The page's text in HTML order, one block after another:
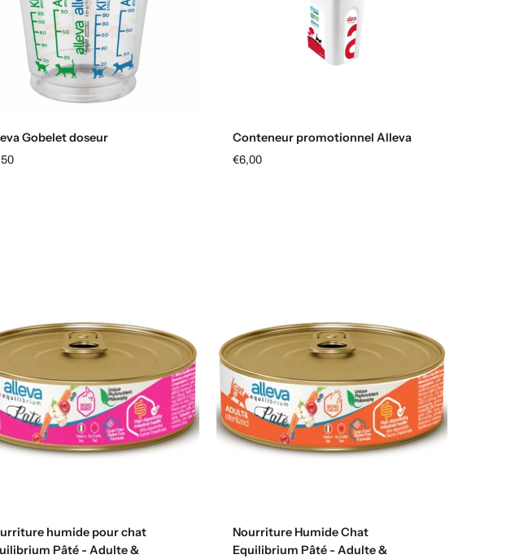
Gobelet doseur Conteneur promotionnel Alleva
€6,00
humide pour chat
Pâté - Adulte &
Nourriture Humide Chat
Equilibrium Pâté - Adulte &